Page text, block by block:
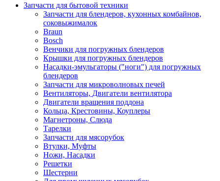
Запчасти для бытовой техники
Запчасти для блендеров, кухонных комбайнов,
соковыжималок
Braun
Bosch
Венчики для погружных блендеров
Крышки для погружных блендеров
Насадки-эмульгаторы ("ноги") для погружных
блендеров
Запчасти для микроволновых печей
Вентиляторы, Двигатели вентилятора
Двигатели вращения поддона
Кольца, Крестовины, Коуплеры
Магнетроны, Слюда
Тарелки
Запчасти для мясорубок
Втулки, Муфты
Ножи, Насадки
Решетки
Шестерни